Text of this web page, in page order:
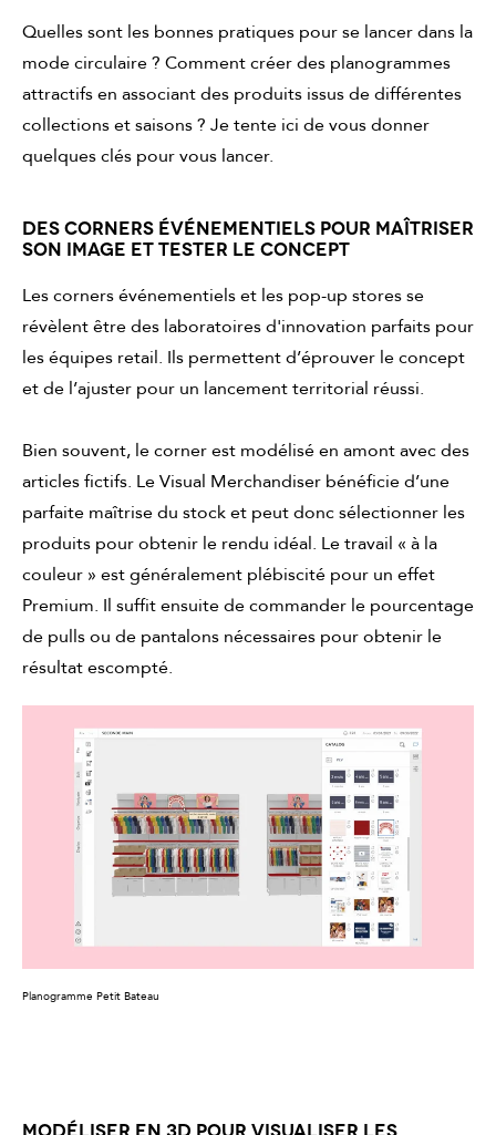
Quelles sont les bonnes pratiques pour se lancer dans la
mode circulaire ? Comment créer des planogrammes
attractifs en associant des produits issus de différentes
collections et saisons ? Je tente ici de vous donner
quelques clés pour vous lancer.
DES CORNERS ÉVÉNEMENTIELS POUR MAÎTRISER
SON IMAGE ET TESTER LE CONCEPT
Les corners événementiels et les pop-up stores se
révèlent être des laboratoires d'innovation parfaits pour
les équipes retail. Ils permettent d’éprouver le concept
et de l’ajuster pour un lancement territorial réussi.
Bien souvent, le corner est modélisé en amont avec des
articles fictifs. Le Visual Merchandiser bénéficie d’une
parfaite maîtrise du stock et peut donc sélectionner les
produits pour obtenir le rendu idéal. Le travail « à la
couleur » est généralement plébiscité pour un effet
Premium. Il suffit ensuite de commander le pourcentage
de pulls ou de pantalons nécessaires pour obtenir le
résultat escompté.
Planogramme Petit Bateau
MODÉLISER EN 3D POUR VISUALISER LES